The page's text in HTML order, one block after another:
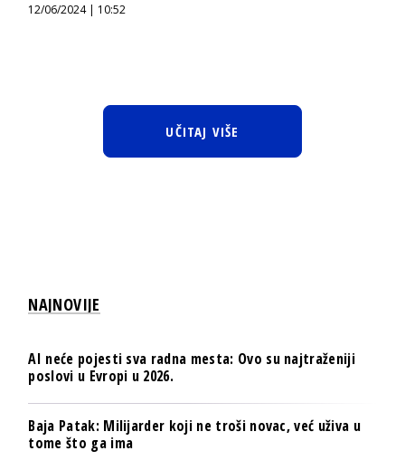
12/06/2024 | 10:52
UČITAJ VIŠE
NAJNOVIJE
AI neće pojesti sva radna mesta: Ovo su najtraženiji
poslovi u Evropi u 2026.
Baja Patak: Milijarder koji ne troši novac, već uživa u
tome što ga ima